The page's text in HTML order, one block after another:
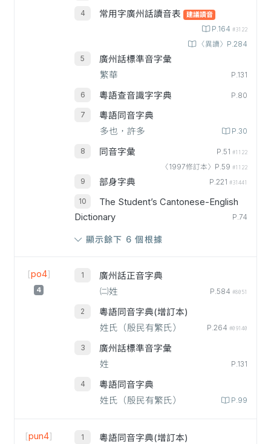
常用字廣州話讀音表 建議讀音
P.164 #3122
〈異讀〉P.284
廣州話標準音字彙
繁華
P.131
粵語查音識字字典 P.80
粵語同音字典
多也，許多
P.30
同音字彙 P.51 #1122
〈1997修訂本〉P.59 #1122
部身字典 P.221 #31441
The Student’s Cantonese-English
Dictionary
P.74
顯示餘下 6 個根據
[po4]
4
廣州話正音字典
㈡姓
P.584 #8051
粵語同音字典(增訂本)
姓氏（殷民有繁氏）
P.264 #09140
廣州話標準音字彙
姓
P.131
粵語同音字典
姓氏（殷民有繁氏）
P.99
[pun4]
粵語同音字典(增訂本)